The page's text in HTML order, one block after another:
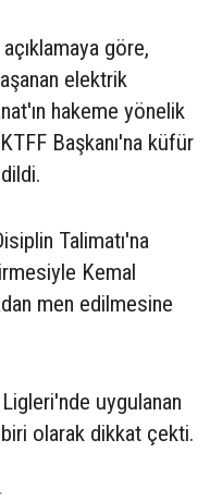
göre,
elektrik
hakeme yönelik
Başkanı'na küfür
Talimatı'na
Kemal
men edilmesine
uygulanan
biri olarak dikkat çekti.